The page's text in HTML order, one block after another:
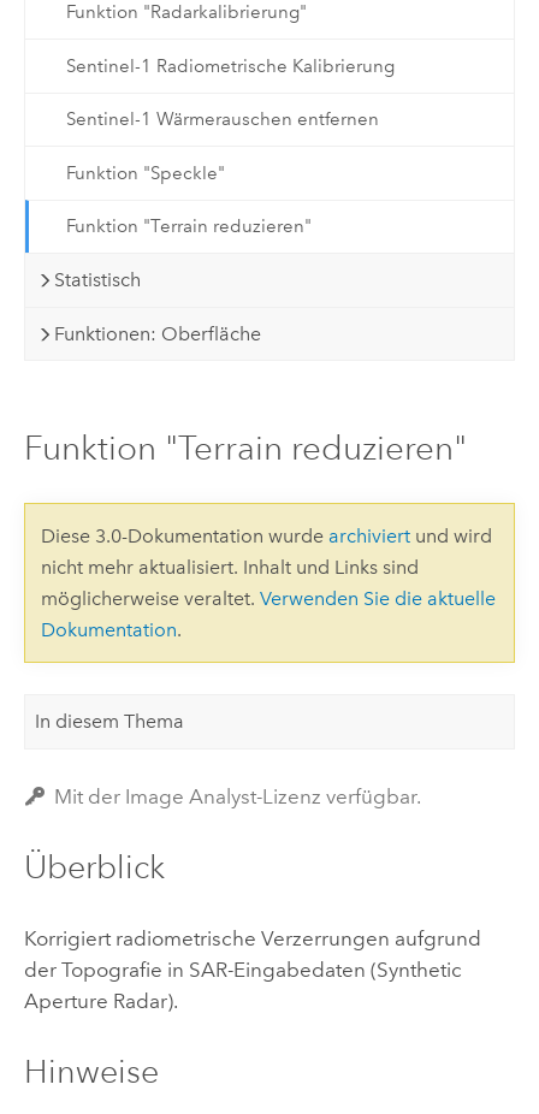
Funktion "Radarkalibrierung"
Sentinel-1 Radiometrische Kalibrierung
Sentinel-1 Wärmerauschen entfernen
Funktion "Speckle"
Funktion "Terrain reduzieren"
Statistisch
Funktionen: Oberfläche
Funktion "Terrain reduzieren"
Diese 3.0-Dokumentation wurde archiviertund wird
nicht mehr aktualisiert. Inhalt und Links sind
möglicherweise veraltet. Verwenden Sie die aktuelle
Dokumentation.
In diesem Thema
Mit der Image Analyst-Lizenz verfügbar.
Überblick
Korrigiert radiometrische Verzerrungen aufgrund
der Topografie in SAR-Eingabedaten (Synthetic
Aperture Radar).
Hinweise